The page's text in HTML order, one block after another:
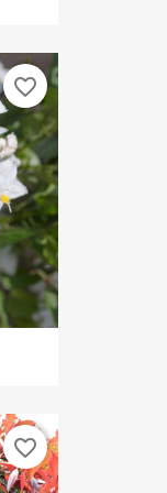
favorite_border
favorite_border